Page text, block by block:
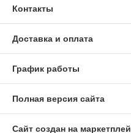
Контакты
Доставка и оплата
График работы
Полная версия сайта
Сайт создан на